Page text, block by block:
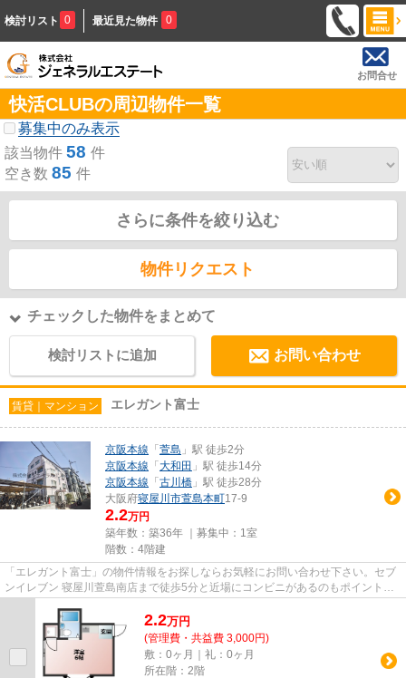
検討リスト 0 最近見た物件 0
お問合せ
快活CLUBの周辺物件一覧
募集中のみ表示
該当物件 58 件
空き数 85 件
さらに条件を絞り込む
物件リクエスト
チェックした物件をまとめて
検討リストに追加 お問い合わせ
賃貸｜マンション エレガント富士
京阪本線 「 萱島 」駅 徒歩2分
京阪本線 「 大和田 」駅 徒歩14分
京阪本線 「 古川橋 」駅 徒歩28分
大阪府寝屋川市萱島本町17-9
2.2万円
築年数：築36年 ｜募集中： 1室
階数：4階建
「エレガント富士」の物件情報をお探しならお気軽にお問い合わせ下さい。セブ
ンイレブン 寝屋川萱島南店まで徒歩5分と近場にコンビニがあるのもポイント。2
2.2万円
(管理費・共益費 3,000円)
敷：0ヶ月｜礼：0ヶ月
所在階：2階